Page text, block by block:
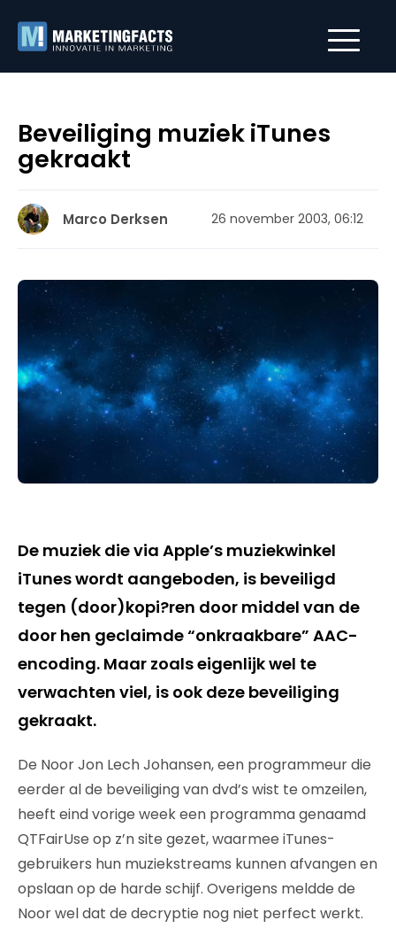
Beveiliging muziek iTunes
gekraakt
Marco Derksen 26 november 2003, 06:12
De muziek die via Apple’s muziekwinkel
iTunes wordt aangeboden, is beveiligd
tegen (door)kopi?ren door middel van de
door hen geclaimde “onkraakbare” AAC-
encoding. Maar zoals eigenlijk wel te
verwachten viel, is ook deze beveiliging
gekraakt.
De Noor Jon Lech Johansen, een programmeur die
eerder al de beveiliging van dvd’s wist te omzeilen,
heeft eind vorige week een programma genaamd
QTFairUse op z’n site gezet, waarmee iTunes-
gebruikers hun muziekstreams kunnen afvangen en
opslaan op de harde schijf. Overigens meldde de
Noor wel dat de decryptie nog niet perfect werkt.